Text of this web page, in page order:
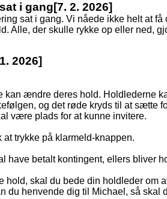
i gang[7. 2. 2026]
sat i gang. Vi nåede ikke helt at
Alle, der skulle rykke op eller ned,
2026]
kan ændre deres hold. Holdlederne
og det røde kryds til at sætte
være plads for at kunne invitere.
at trykke på klarmeld-knappen.
have betalt kontingent, ellers bliver
hold, skal du bede din holdleder om
du henvende dig til Michael, så skal